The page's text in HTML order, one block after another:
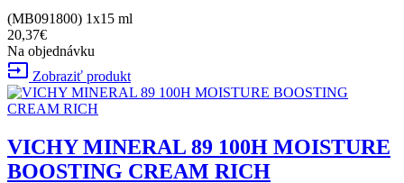
(MB091800) 1x15 ml
20,37€
Na objednávku
input Zobraziť produkt
VICHY MINERAL 89 100H MOISTURE
BOOSTING CREAM RICH